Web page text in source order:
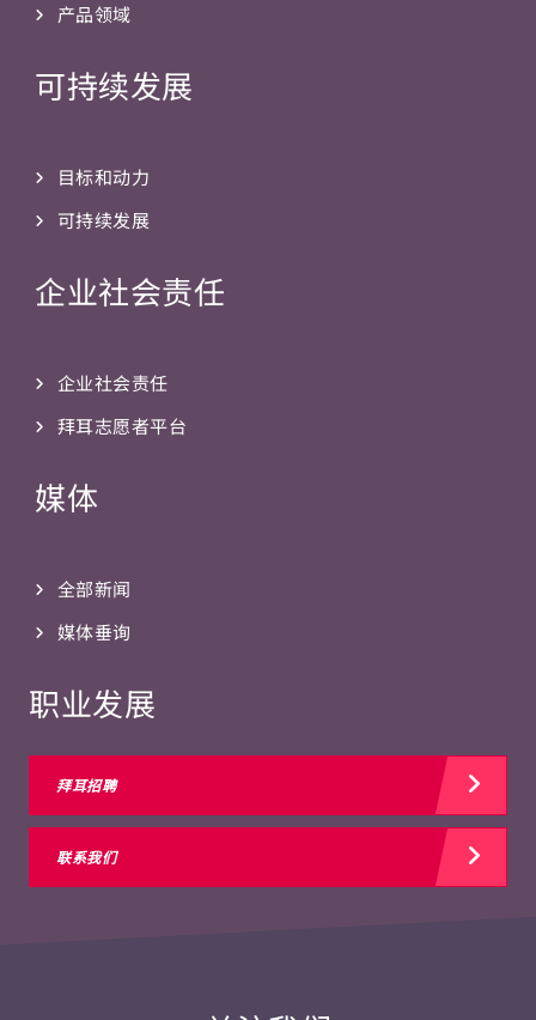
产品领域
可持续发展
目标和动力
可持续发展
企业社会责任
企业社会责任
拜耳志愿者平台
媒体
全部新闻
媒体垂询
职业发展
拜耳招聘
联系我们